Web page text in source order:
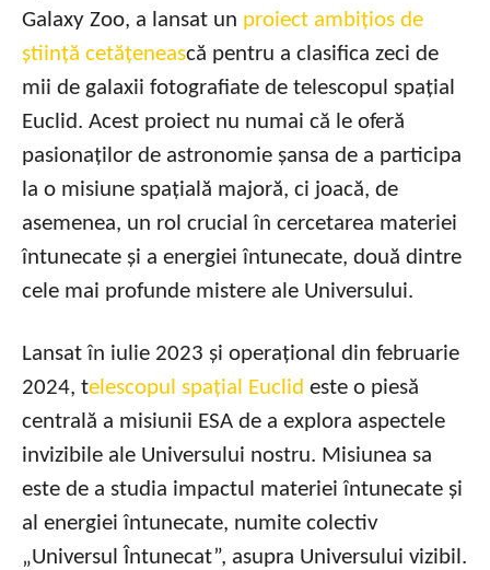
Galaxy Zoo, a lansat un proiect ambițios de
știință cetățenească pentru a clasifica zeci de
mii de galaxii fotografiate de telescopul spațial
Euclid. Acest proiect nu numai că le oferă
pasionaților de astronomie șansa de a participa
la o misiune spațială majoră, ci joacă, de
asemenea, un rol crucial în cercetarea materiei
întunecate și a energiei întunecate, două dintre
cele mai profunde mistere ale Universului.
Lansat în iulie 2023 și operațional din februarie
2024, telescopul spațial Euclid este o piesă
centrală a misiunii ESA de a explora aspectele
invizibile ale Universului nostru. Misiunea sa
este de a studia impactul materiei întunecate și
al energiei întunecate, numite colectiv
„Universul Întunecat”, asupra Universului vizibil.